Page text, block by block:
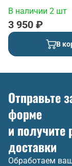
В наличии 2 шт
3 950 ₽
В
Отправьте
форме
и получите
доставки
Обработаем